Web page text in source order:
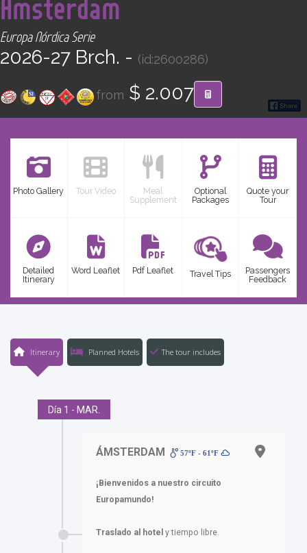
Ámsterdam
Europa Nórdica Serie
2026-27 Brch. - (id:2600286)
from $ 2.007
Photo Gallery Tour Video
Meal
Supplement
Optional
Packages
Quote your
Tour
Detailed
Itinerary
Word Leaflet Pdf Leaflet Travel Tips
Passengers
Feedback
Itinerary Planned Hotels The tour includes
Día 1 - MAR.
ÁMSTERDAM 57ºF - 61ºF
¡Bienvenidos a nuestro circuito
Europamundo!
Traslado al hotel y tiempo libre.